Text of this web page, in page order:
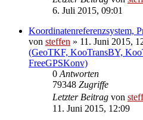
6. Juli 2015, 09:01
Koordinatenreferenzsystem,
von steffen » 11. Juni 2015,
(GeoTKF, KooTransBY,
FreeGPSKonv)
0 Antworten
79348 Zugriffe
Letzter Beitrag von
11. Juni 2015, 12:09